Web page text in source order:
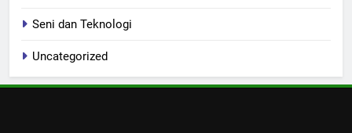
Seni dan Teknologi
Uncategorized